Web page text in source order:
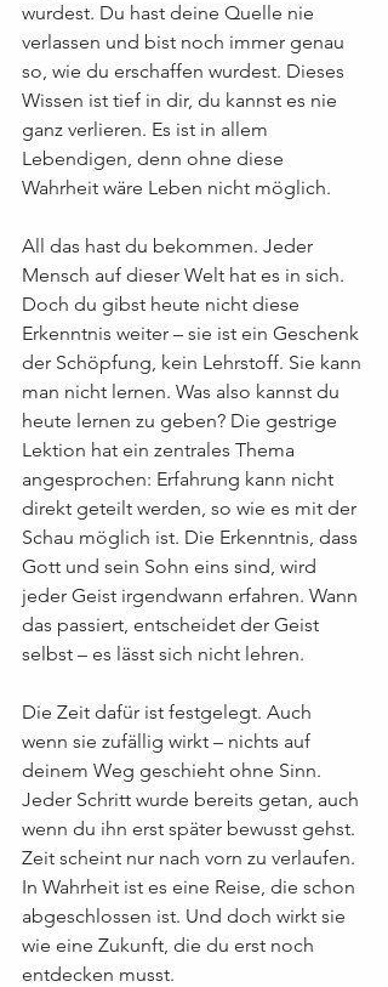
wurdest. Du hast deine Quelle nie
verlassen und bist noch immer genau
so, wie du erschaffen wurdest. Dieses
Wissen ist tief in dir, du kannst es nie
ganz verlieren. Es ist in allem
Lebendigen, denn ohne diese
Wahrheit wäre Leben nicht möglich.
All das hast du bekommen. Jeder
Mensch auf dieser Welt hat es in sich.
Doch du gibst heute nicht diese
Erkenntnis weiter – sie ist ein Geschenk
der Schöpfung, kein Lehrstoff. Sie kann
man nicht lernen. Was also kannst du
heute lernen zu geben? Die gestrige
Lektion hat ein zentrales Thema
angesprochen: Erfahrung kann nicht
direkt geteilt werden, so wie es mit der
Schau möglich ist. Die Erkenntnis, dass
Gott und sein Sohn eins sind, wird
jeder Geist irgendwann erfahren. Wann
das passiert, entscheidet der Geist
selbst – es lässt sich nicht lehren.
Die Zeit dafür ist festgelegt. Auch
wenn sie zufällig wirkt – nichts auf
deinem Weg geschieht ohne Sinn.
Jeder Schritt wurde bereits getan, auch
wenn du ihn erst später bewusst gehst.
Zeit scheint nur nach vorn zu verlaufen.
In Wahrheit ist es eine Reise, die schon
abgeschlossen ist. Und doch wirkt sie
wie eine Zukunft, die du erst noch
entdecken musst.